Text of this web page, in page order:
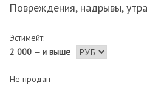
Повреждения, надрывы,
Эстимейт:
2 000 — и выше
Не продан